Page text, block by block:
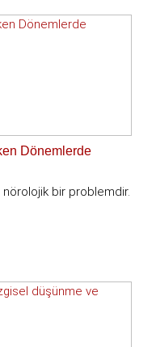
Dönemlerde
bir problemdir.